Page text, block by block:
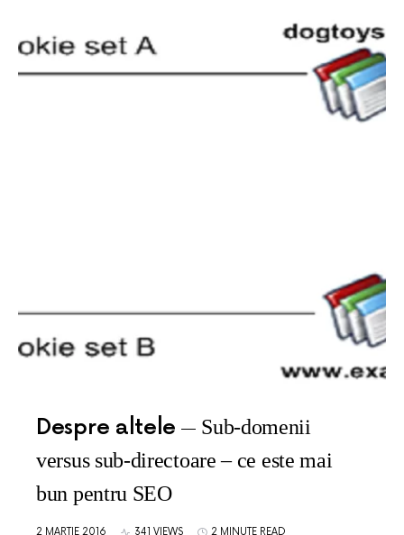
Despre altele
Sub-domenii
versus sub-directoare – ce este mai
bun pentru SEO
2 MARTIE 2016 341 VIEWS 2 MINUTE READ